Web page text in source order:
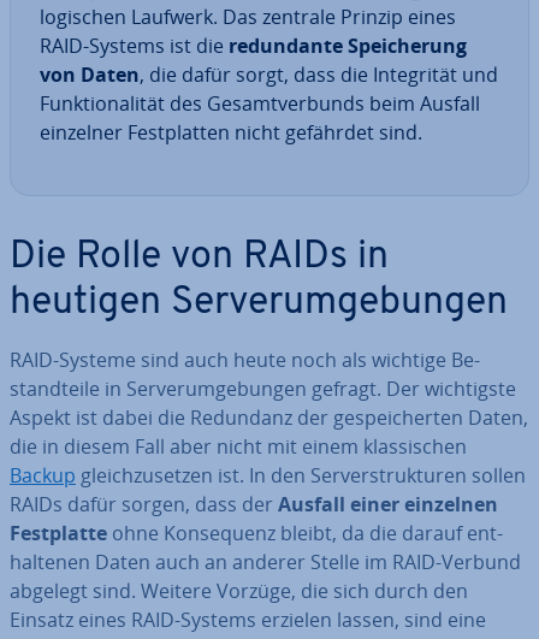
logischen Laufwerk. Das zentrale Prinzip eines
RAID-Systems ist die red­un­dan­te Spei­che­rung
von Daten, die dafür sorgt, dass die In­te­gri­tät und
Funk­tio­na­li­tät des Ge­samt­ver­bunds beim Ausfall
einzelner Fest­plat­ten nicht gefährdet sind.
Die Rolle von RAIDs in
heutigen Ser­ver­um­ge­bun­gen
RAID-Systeme sind auch heute noch als wichtige Be­
stand­tei­le in Ser­ver­um­ge­bun­gen gefragt. Der wich­tigs­te
Aspekt ist dabei die Redundanz der ge­spei­cher­ten Daten,
die in diesem Fall aber nicht mit einem klas­si­schen
Backup gleich­zu­set­zen ist. In den Ser­ver­struk­tu­ren sollen
RAIDs dafür sorgen, dass der Ausfall einer einzelnen
Fest­plat­te ohne Kon­se­quenz bleibt, da die darauf ent­
hal­te­nen Daten auch an anderer Stelle im RAID-Verbund
abgelegt sind. Weitere Vorzüge, die sich durch den
Einsatz eines RAID-Systems erzielen lassen, sind eine